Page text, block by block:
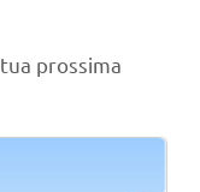
prossima